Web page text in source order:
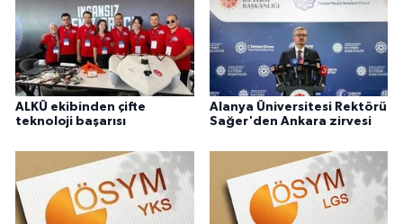
ALKÜ ekibinden çifte
teknoloji başarısı
Alanya Üniversitesi Rektörü
Sağer'den Ankara zirvesi